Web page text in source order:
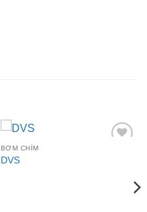
BƠM CHÌM
DVS